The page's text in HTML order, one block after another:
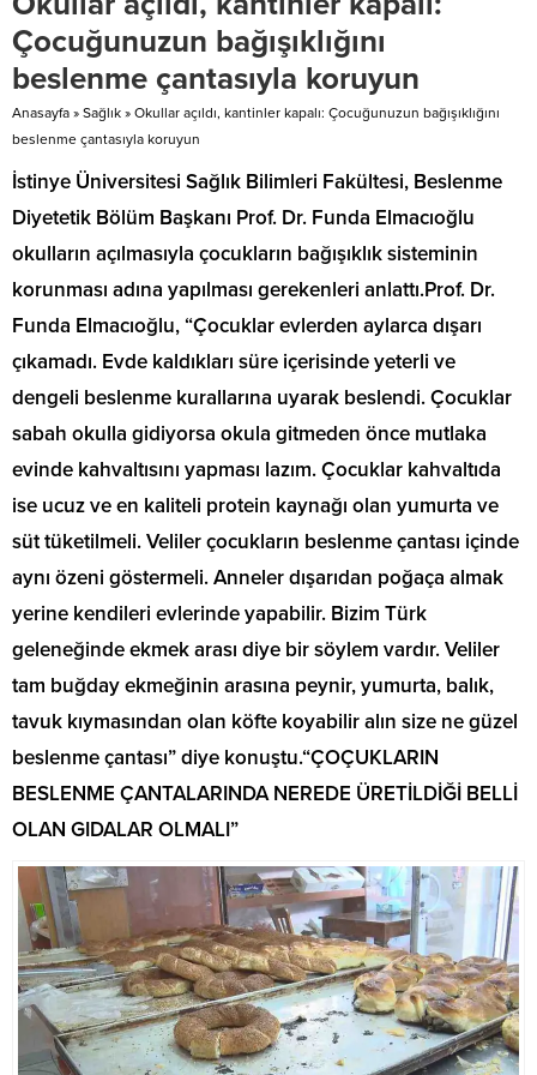
parçalarının koltuk üzerine...
kalma ihbarları mevcut. Türkiye
Cumhurbaşkanı Recep Tayyip
Erdoğan, gelişmeleri takip...
Çocuğunuzun bağışıklığını
beslenme çantasıyla koruyun
Anasayfa » Sağlık » Okullar açıldı, kantinler kapalı: Çocuğunuzun bağışıklığını
beslenme çantasıyla koruyun
İstinye Üniversitesi Sağlık Bilimleri Fakültesi, Beslenme
Diyetetik Bölüm Başkanı Prof. Dr. Funda Elmacıoğlu
okulların açılmasıyla çocukların bağışıklık sisteminin
korunması adına yapılması gerekenleri anlattı.Prof. Dr.
Funda Elmacıoğlu, “Çocuklar evlerden aylarca dışarı
çıkamadı. Evde kaldıkları süre içerisinde yeterli ve
dengeli beslenme kurallarına uyarak beslendi. Çocuklar
sabah okulla gidiyorsa okula gitmeden önce mutlaka
evinde kahvaltısını yapması lazım. Çocuklar kahvaltıda
ise ucuz ve en kaliteli protein kaynağı olan yumurta ve
süt tüketilmeli. Veliler çocukların beslenme çantası içinde
aynı özeni göstermeli. Anneler dışarıdan poğaça almak
yerine kendileri evlerinde yapabilir. Bizim Türk
geleneğinde ekmek arası diye bir söylem vardır. Veliler
tam buğday ekmeğinin arasına peynir, yumurta, balık,
tavuk kıymasından olan köfte koyabilir alın size ne güzel
beslenme çantası” diye konuştu.“ÇOÇUKLARIN
BESLENME ÇANTALARINDA NEREDE ÜRETİLDİĞİ BELLİ
OLAN GIDALAR OLMALI”